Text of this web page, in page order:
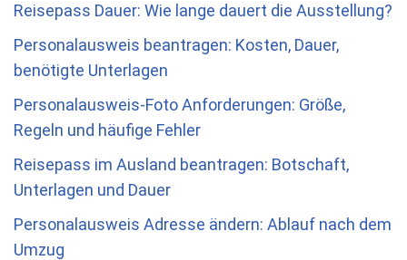
Reisepass Dauer: Wie lange dauert die Ausstellung?
Personalausweis beantragen: Kosten, Dauer,
benötigte Unterlagen
Personalausweis-Foto Anforderungen: Größe,
Regeln und häufige Fehler
Reisepass im Ausland beantragen: Botschaft,
Unterlagen und Dauer
Personalausweis Adresse ändern: Ablauf nach dem
Umzug